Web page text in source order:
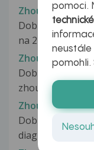
Zhoubný
Dobrý den,po
na 2prstu levé
Zhoubný nádor
Dobrý den,
zhoubný nádor
Zhoubný nádor
Dobrý den, můj
diagnostikován
pomoci.
technické
neustále
pomohli.